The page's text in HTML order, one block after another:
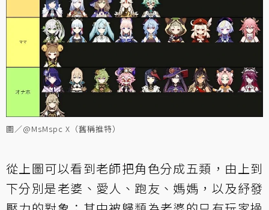
圖／@MsMspc X（舊稱推特）
從上圖可以看到老師把角色分成五類，由上到
下分別是老婆、愛人、跑友、媽媽，以及紓發